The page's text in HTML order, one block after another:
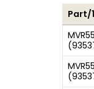
Part/
(
(